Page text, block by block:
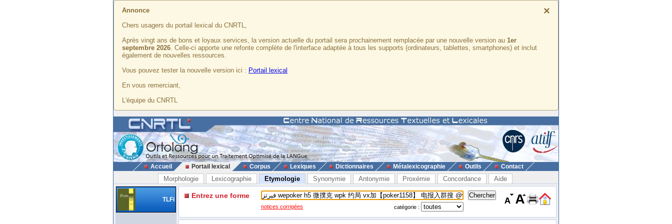
×
Annonce
Chers usagers du portail lexical du CNRTL,
Après vingt ans de bons et loyaux services, la version actuelle du portail sera prochainement remplacée par une nouvelle version au 1er
septembre 2026. Celle-ci apporte une refonte complète de l'interface adaptée à tous les supports (ordinateurs, tablettes, smartphones) et inclut
également de nouvelles ressources.
Vous pouvez tester la nouvelle version ici : Portail lexical
En vous remerciant,
L'équipe du CNRTL
Accueil Portail lexical Corpus Lexiques Dictionnaires Métalexicographie Outils Contact
Morphologie Lexicographie Etymologie Synonymie Antonymie Proxémie Concordance Aide
TLFi Entrez une forme
notices corrigées catégorie :